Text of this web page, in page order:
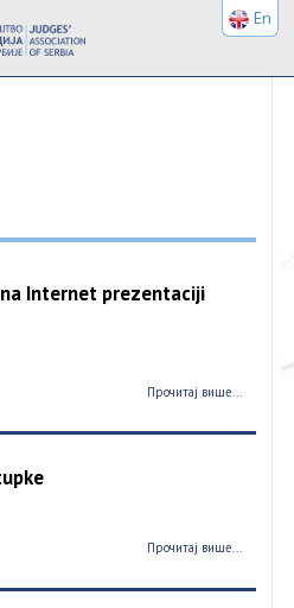
Internet prezentaciji
Прочитај више...
Прочитај више...
En